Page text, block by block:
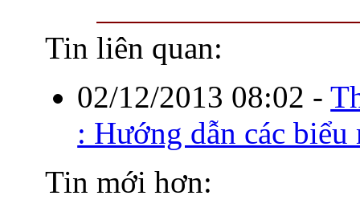
Tin liên quan:
02/12/2013 08:02 -
: Hướng dẫn các
Tin mới hơn: